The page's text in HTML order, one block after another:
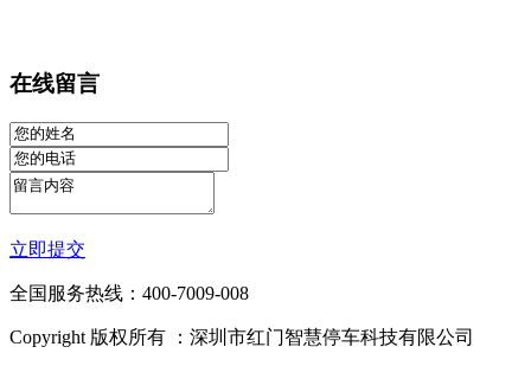
在线留言
立即提交
全国服务热线：400-7009-008
Copyright 版权所有 ：深圳市红门智慧停车科技有限公司